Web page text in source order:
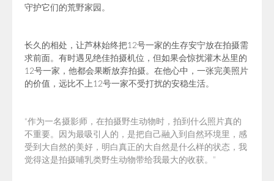
守护它们的荒野家园。
长久的相处，让芦林始终把12号一家的生存安宁放在拍摄需
求前面。有时遇见绝佳拍摄机位，但如果会惊扰灌木丛里的
12号一家 ，他都会果断放弃拍摄。在他心中，一张完美照片
的价值，远比不上12号一家不受打扰的安稳生活。
“作为一名摄影师，在拍摄野生动物时，拍到什么照片真的
不重要。因为最吸引人的，是把自己融入到自然环境里，感
受到大自然的美好，明白真正的大自然是什么样的状态，我
觉得这是拍摄哺乳类野生动物带给我最大的收获。”